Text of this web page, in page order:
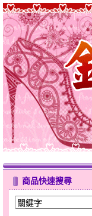
商品快速搜尋